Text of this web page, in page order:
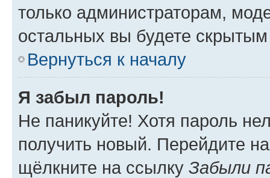
только администраторам,
остальных вы будете
Вернуться к началу
Я забыл пароль!
Не паникуйте! Хотя пароль
получить новый. Перейдите
щёлкните на ссылку Забыли